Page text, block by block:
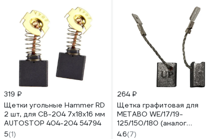
319 ₽
Щетки угольные Hammer RD
2 шт, для CB-204 7x18x16 мм
AUTOSTOP 404-204 54794
5(1)
264 ₽
Щетка графитовая для
METABO WE/17/19-
125/150/180 (аналог
316065450) 8x12.5x15 мм
4.6(7)